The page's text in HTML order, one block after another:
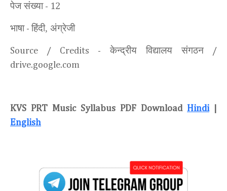
पेज संख्या- 12
भाषा - हिंदी, अंग्रेजी
Source / Credits - केन्द्रीय विद्यालय संगठन
/
drive.google.com
KVS PRT Music Syllabus PDF Download Hindi|
English